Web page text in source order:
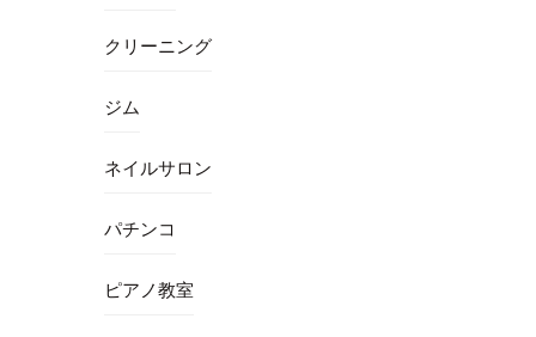
クリーニング
ジム
ネイルサロン
パチンコ
ピアノ教室